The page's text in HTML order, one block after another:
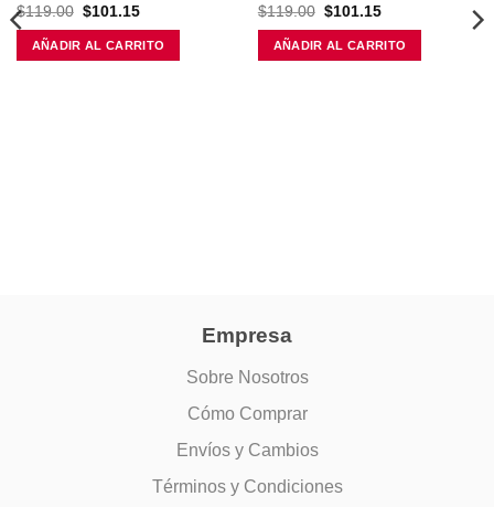
$119.00 El
original
era:
$101.15El
actual
es:
AÑADIR AL CARRITO
$119.00 El
original
era:
$101.15El
actual
es:
AÑADIR AL CARRITO
Empresa
Sobre Nosotros
Cómo Comprar
Envíos y Cambios
Términos y Condiciones